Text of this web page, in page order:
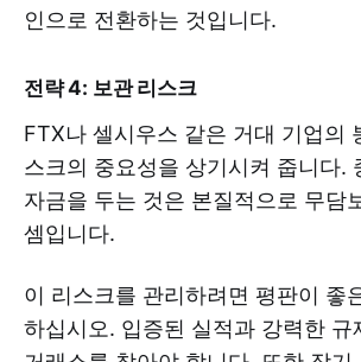
인으로 전환하는 것입니다.
전략 4: 보관 리스크
FTX나 셀시우스 같은 거대 기업의
스크의 중요성을 상기시켜 줍니다.
자금을 두는 것은 본질적으로 무담
셈입니다.
이 리스크를 관리하려면 평판이 좋
하십시오. 입증된 실적과 강력한 규